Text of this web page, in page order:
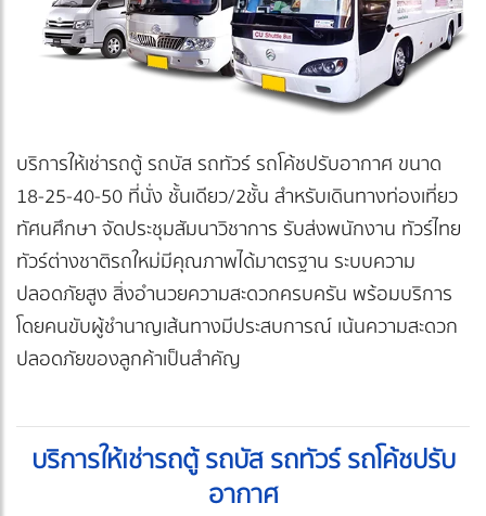
บริการให้เช่ารถตู้ รถบัส รถทัวร์ รถโค้ชปรับอากาศ ขนาด
18-25-40-50 ที่นั่ง ชั้นเดียว/2ชั้น สำหรับเดินทางท่องเที่ยว
ทัศนศึกษา จัดประชุมสัมนาวิชาการ รับส่งพนักงาน ทัวร์ไทย
ทัวร์ต่างชาติ รถใหม่มีคุณภาพได้มาตรฐาน ระบบความ
ปลอดภัยสูง สิ่งอำนวยความสะดวกครบครัน พร้อมบริการ
โดยคนขับผู้ชำนาญเส้นทางมีประสบการณ์ เน้นความสะดวก
ปลอดภัยของลูกค้าเป็นสำคัญ
บริการให้เช่ารถตู้ รถบัส รถทัวร์ รถโค้ชปรับ
อากาศ